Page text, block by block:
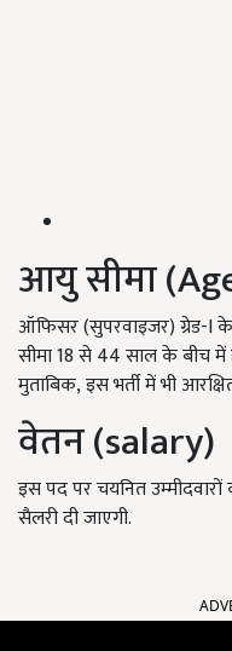
आयु सीमा
ऑफिसर (सुपरवाइजर) ग्रेड-I
सीमा 18 से 44 साल के बीच में
मुताबिक, इस भर्ती में भी
वेतन (salary)
इस पद पर चयनित
सैलरी दी जाएगी.